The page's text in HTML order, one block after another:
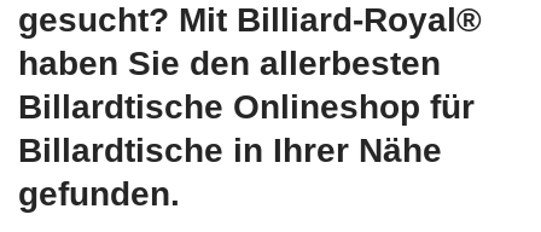
gesucht? Mit Billiard-Royal®
haben Sie den allerbesten
Billardtische Onlineshop für
Billardtische in Ihrer Nähe
gefunden.